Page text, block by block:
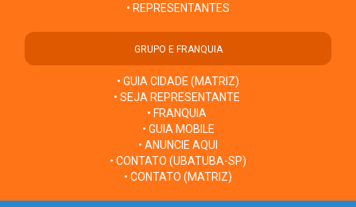
• REPRESENTANTES
GRUPO E FRANQUIA
• GUIA CIDADE (MATRIZ)
• SEJA REPRESENTANTE
• FRANQUIA
• GUIA MOBILE
• ANUNCIE AQUI
• CONTATO (UBATUBA-SP)
• CONTATO (MATRIZ)